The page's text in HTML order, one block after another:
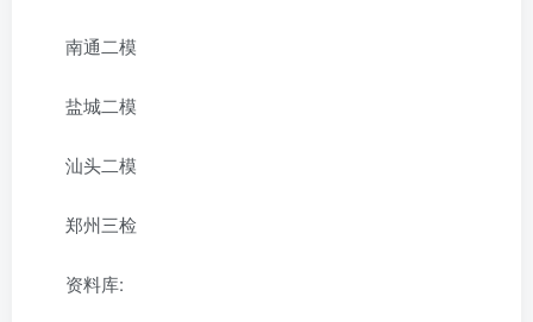
南通二模
盐城二模
汕头二模
郑州三检
资料库: